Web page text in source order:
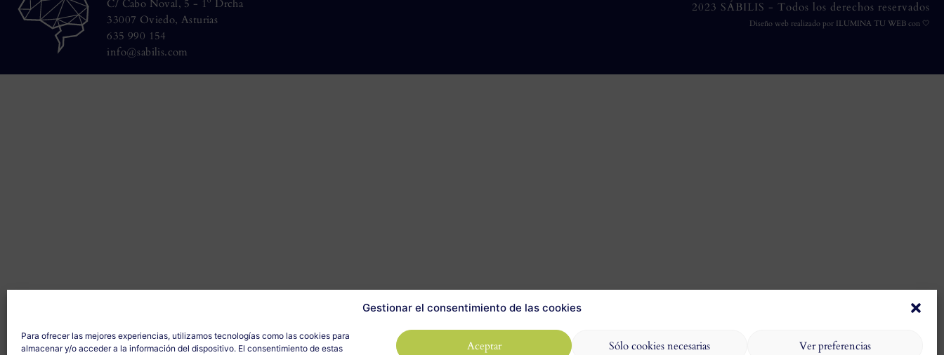
Gestionar el consentimiento de las cookies
Para ofrecer las mejores experiencias, utilizamos tecnologías como las cookies para
almacenar y/o acceder a la información del dispositivo. El consentimiento de estas
Aceptar Sólo cookies necesarias Ver preferencias
C/ Cabo Noval, 5 - 1º Drcha
33007 Oviedo, Asturias
635 990 154
info@sabilis.com
2023 SÁBILIS - Todos los derechos reservados
Diseño web realizado por ILUMINA TU WEBcon 🤍